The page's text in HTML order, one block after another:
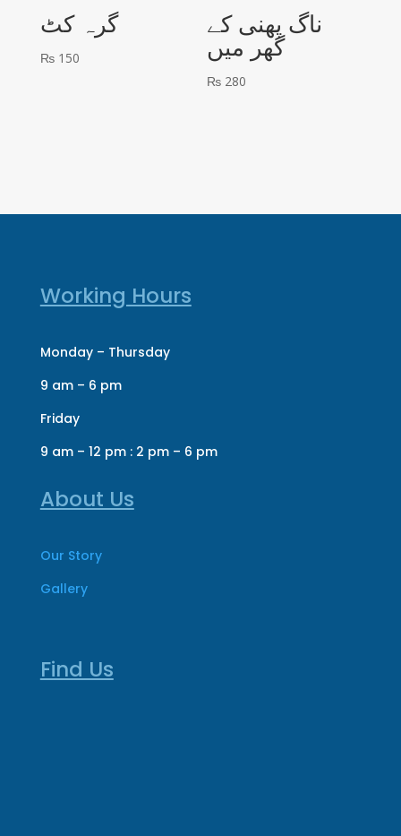
گرہ کٹ
₨150
ناگ پھنی کے
گھر میں
₨ 280
Working Hours
Monday – Thursday
9 am – 6 pm
Friday
9 am – 12 pm : 2 pm – 6 pm
About Us
Our Story
Gallery
Find Us